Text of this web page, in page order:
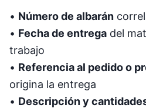
• Número de albarán
• Fecha de entrega del
trabajo
• Referencia al pedido o
origina la entrega
• Descripción y